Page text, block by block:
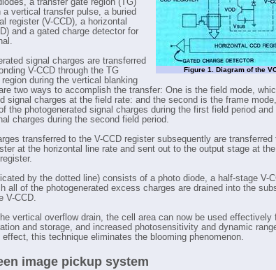
Figure 1. Diagram of the
a transfer gate region (TG)
a vertical transfer pulse, a buried
register (V-CCD), a horizontal
and a gated charge detector for
signal charges are transferred
V-CCD through the TG
during the vertical blanking
two ways to accomplish the transfer: One is the field mode,
signal charges at the field rate: and the second is the frame
the photogenerated signal charges during the first field period and
charges during the second field period.
transferred to the V-CCD register subsequently are transferred
at the horizontal line rate and sent out to the output stage at
by the dotted line) consists of a photo diode, a half-stage V-
all of the photogenerated excess charges are drained into the
V-CCD.
vertical overflow drain, the cell area can now be used effectively
and storage, and increased photosensitivity and dynamic
effect, this technique eliminates the blooming phenomenon.
image pickup system